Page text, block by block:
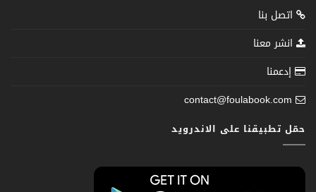
اتصل بنا
انشر معنا
إدعمنا
contact@foulabook.com
حمّل تطبيقنا على الاندرويد